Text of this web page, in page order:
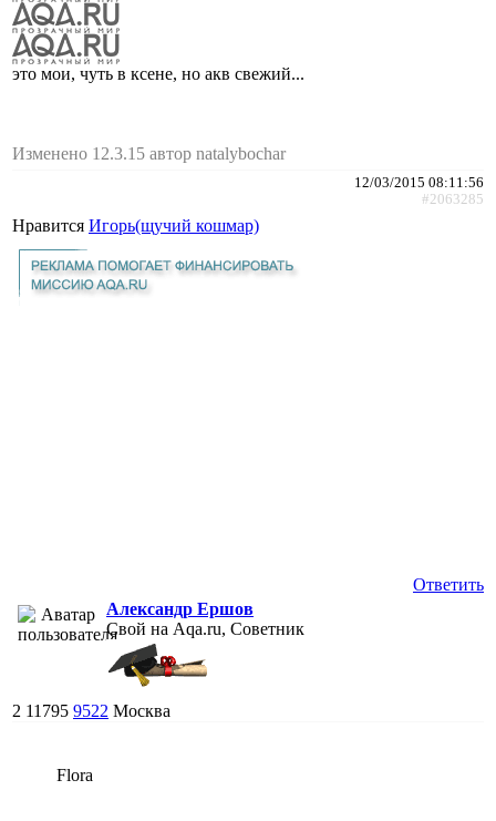
это мои, чуть в ксене, но акв свежий...
Изменено 12.3.15 автор natalybochar
12/03/2015 08:11:56
#2063285
Нравится Игорь(щучий кошмар)
Ответить
Александр Ершов
Свой на Aqa.ru, Советник
2 11795 9522 Москва
Flora